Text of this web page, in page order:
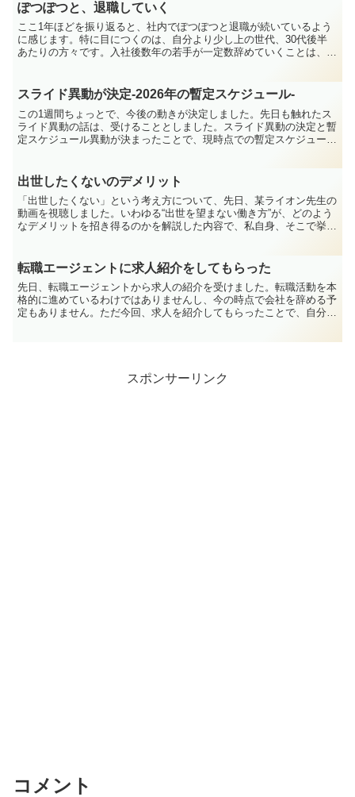
ぽつぽつと、退職していく
ここ1年ほどを振り返ると、社内でぽつぽつと退職が続いているよう
に感じます。特に目につくのは、自分より少し上の世代、30代後半
あたりの方々です。入社後数年の若手が一定数辞めていくことは、以
スライド異動が決定-2026年の暫定スケジュール-
この1週間ちょっとで、今後の動きが決定しました。先日も触れたス
ライド異動の話は、受けることとしました。スライド異動の決定と暫
定スケジュール異動が決まったことで、現時点での暫定スケジュール
出世したくないのデメリット
「出世したくない」という考え方について、先日、某ライオン先生の
動画を視聴しました。いわゆる“出世を望まない働き方”が、どのよう
なデメリットを招き得るのかを解説した内容で、私自身、そこで挙げ
転職エージェントに求人紹介をしてもらった
先日、転職エージェントから求人の紹介を受けました。転職活動を本
格的に進めているわけではありませんし、今の時点で会社を辞める予
定もありません。ただ今回、求人を紹介してもらったことで、自分の
スポンサーリンク
コメント